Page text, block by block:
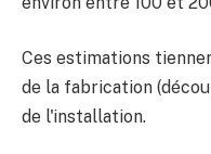
Ces estimations
de la fabrication
de l'installation.